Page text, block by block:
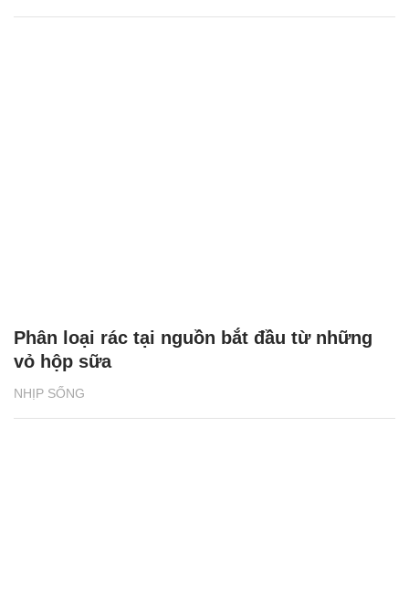
NHỊP SỐNG
Phân loại rác tại nguồn bắt đầu từ những
vỏ hộp sữa